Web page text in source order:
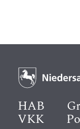
HAB
VKK